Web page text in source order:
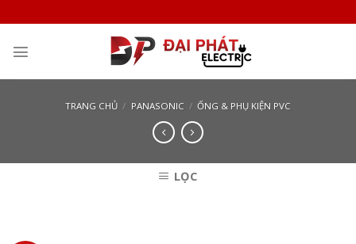
to
content
TRANG CHỦ / PANASONIC / ỐNG & PHỤ KIỆN PVC
LỌC